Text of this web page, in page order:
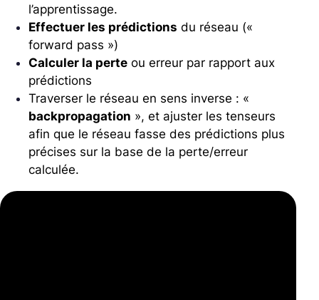
l’apprentissage.
Effectuer les prédictions du réseau («
forward pass »)
Calculer la perte ou erreur par rapport aux
prédictions
Traverser le réseau en sens inverse : «
backpropagation », et ajuster les tenseurs
afin que le réseau fasse des prédictions plus
précises sur la base de la perte/erreur
calculée.